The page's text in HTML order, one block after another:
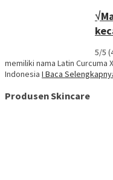
5/5
memiliki nama Latin Curcuma
Indonesia I Baca
Produsen Skincare